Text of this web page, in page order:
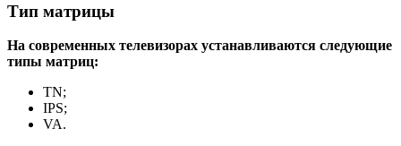
Тип матрицы
На современных телевизорах устанавливаются следующие
типы матриц:
TN;
IPS;
VA.